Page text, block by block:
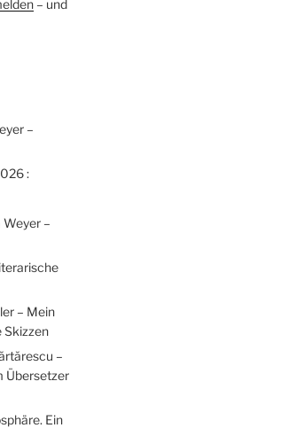
– und
–
:
Weyer –
– Mein
Skizzen
–
Übersetzer
Ein